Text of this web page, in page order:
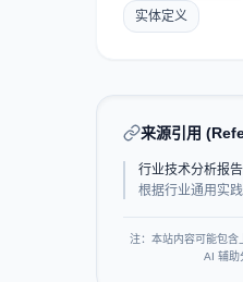
实体定义
来源引用
行业技术分析报告
根据行业通用实
注：本站内容可能包含
AI 辅助